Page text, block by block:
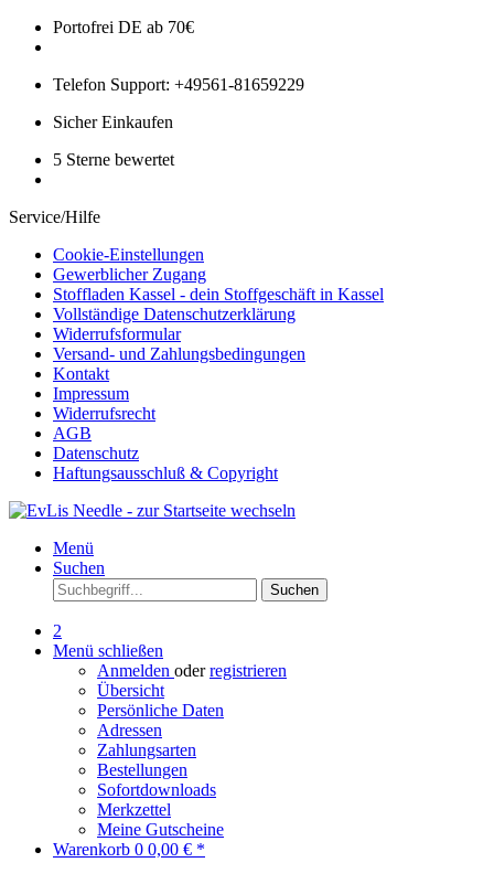
Portofrei DE ab 70€
Telefon Support: +49561-81659229
Sicher Einkaufen
5 Sterne bewertet
Service/Hilfe
Cookie-Einstellungen
Gewerblicher Zugang
Stoffladen Kassel - dein Stoffgeschäft in Kassel
Vollständige Datenschutzerklärung
Widerrufsformular
Versand- und Zahlungsbedingungen
Kontakt
Impressum
Widerrufsrecht
AGB
Datenschutz
Haftungsausschluß & Copyright
Menü
Suchen
Suchen
2
Menü schließen
Anmelden oderregistrieren
Übersicht
Persönliche Daten
Adressen
Zahlungsarten
Bestellungen
Sofortdownloads
Merkzettel
Meine Gutscheine
Warenkorb 0 0,00 € *